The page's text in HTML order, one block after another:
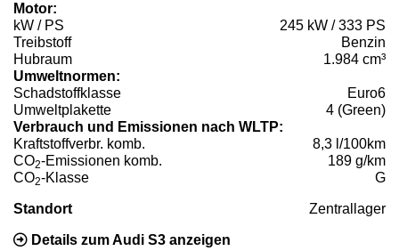
Motor:
kW / PS
245 kW / 333 PS
Treibstoff
Benzin
Hubraum
1.984 cm³
Umweltnormen:
Schadstoffklasse
Euro6
Umweltplakette
4 (Green)
Verbrauch und Emissionen nach WLTP:
Kraftstoffverbr. komb.
8,3 l/100km
CO2-Emissionen komb.
189 g/km
CO2-Klasse G
Standort Zentrallager
Details zum Audi S3 anzeigen